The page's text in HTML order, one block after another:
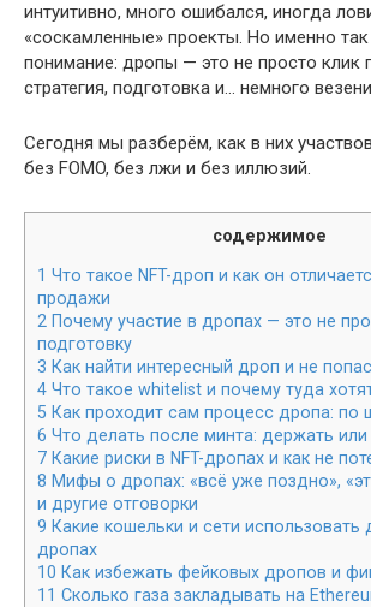
интуитивно, много ошибался, иногда
«соскамленные» проекты. Но именно
понимание: дропы — это не просто клик
стратегия, подготовка и… немного
Сегодня мы разберём, как в них
без FOMO, без лжи и без иллюзий.
содержимое
1 Что такое NFT-дроп и как он
продажи
2 Почему участие в дропах — это не
подготовку
3 Как найти интересный дроп и не
4 Что такое whitelist и почему туда
5 Как проходит сам процесс дропа: по
6 Что делать после минта: держать или
7 Какие риски в NFT-дропах и как не
8 Мифы о дропах: «всё уже поздно»,
и другие отговорки
9 Какие кошельки и сети использовать
дропах
10 Как избежать фейковых дропов и
11 Сколько газа закладывать на